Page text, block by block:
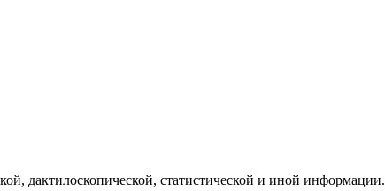
дактилоскопической, статистической и иной информации.